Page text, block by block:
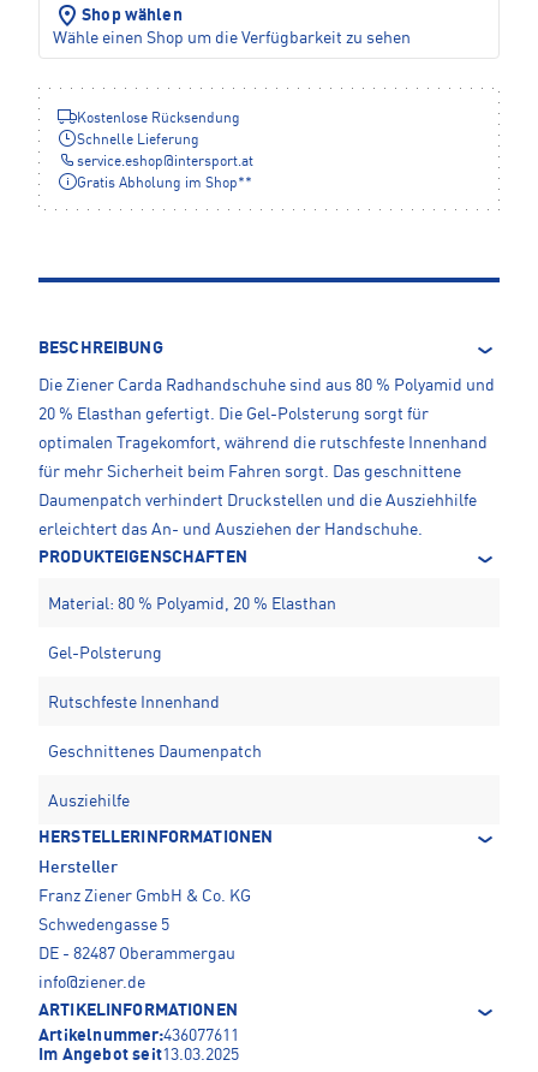
Shop wählen
Wähle einen Shop um die Verfügbarkeit zu sehen
Kostenlose Rücksendung
Schnelle Lieferung
service.eshop@intersport.at
Gratis Abholung im Shop**
BESCHREIBUNG
Die Ziener Carda Radhandschuhe sind aus 80 % Polyamid und
20 % Elasthan gefertigt. Die Gel-Polsterung sorgt für
optimalen Tragekomfort, während die rutschfeste Innenhand
für mehr Sicherheit beim Fahren sorgt. Das geschnittene
Daumenpatch verhindert Druckstellen und die Ausziehhilfe
erleichtert das An- und Ausziehen der Handschuhe.
PRODUKTEIGENSCHAFTEN
Material: 80 % Polyamid, 20 % Elasthan
Gel-Polsterung
Rutschfeste Innenhand
Geschnittenes Daumenpatch
Ausziehilfe
HERSTELLERINFORMATIONEN
Hersteller
Franz Ziener GmbH & Co. KG
Schwedengasse 5
DE - 82487 Oberammergau
info@ziener.de
ARTIKELINFORMATIONEN
Artikelnummer:436077611
Im Angebot seit13.03.2025